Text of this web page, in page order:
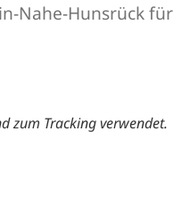
Nahe-Hunsrück für
zum Tracking verwendet.